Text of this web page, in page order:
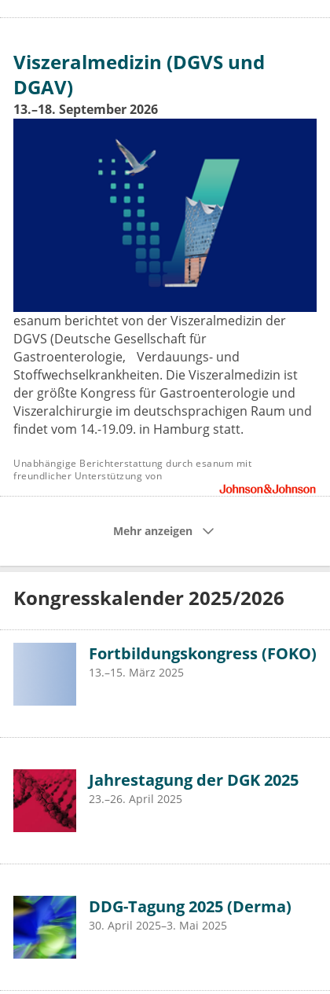
Viszeralmedizin (DGVS und
DGAV)
13.–18. September 2026
esanum berichtet von der Viszeralmedizin der
DGVS (Deutsche Gesellschaft für
Gastroenterologie, Verdauungs- und
Stoffwechselkrankheiten. Die Viszeralmedizin ist
der größte Kongress für Gastroenterologie und
Viszeralchirurgie im deutschsprachigen Raum und
findet vom 14.-19.09. in Hamburg statt.
Unabhängige Berichterstattung durch esanum mit
freundlicher Unterstützung von
Mehr anzeigen
Kongresskalender 2025/2026
Fortbildungskongress (FOKO)
13.–15. März 2025
Jahrestagung der DGK 2025
23.–26. April 2025
DDG-Tagung 2025 (Derma)
30. April 2025–3. Mai 2025